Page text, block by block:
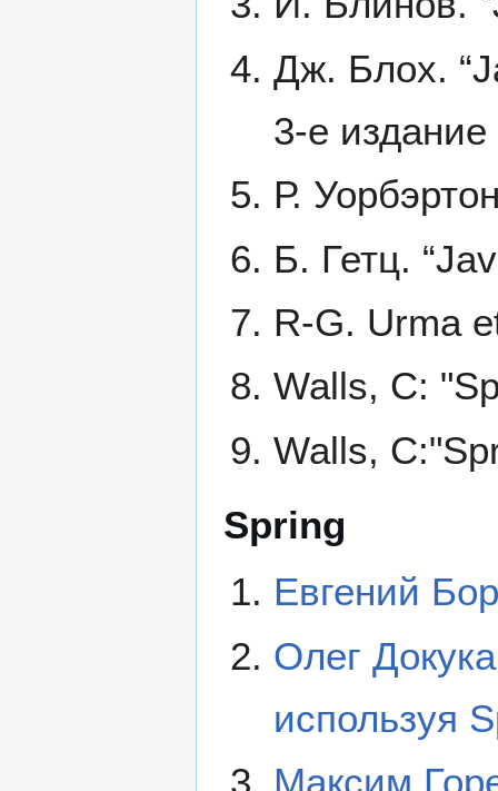
Дж. Блох.
3-е
Р.
Б. Гетц.
R-G. Urma
Walls, C:
Walls,
Spring
Евгений
Олег
используя
Максим